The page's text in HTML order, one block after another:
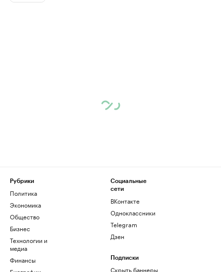
Рубрики
Политика
Экономика
Общество
Бизнес
Технологии и
медиа
Финансы
Социальные
сети
ВКонтакте
Одноклассники
Telegram
Дзен
Подписки
Скрыть баннеры